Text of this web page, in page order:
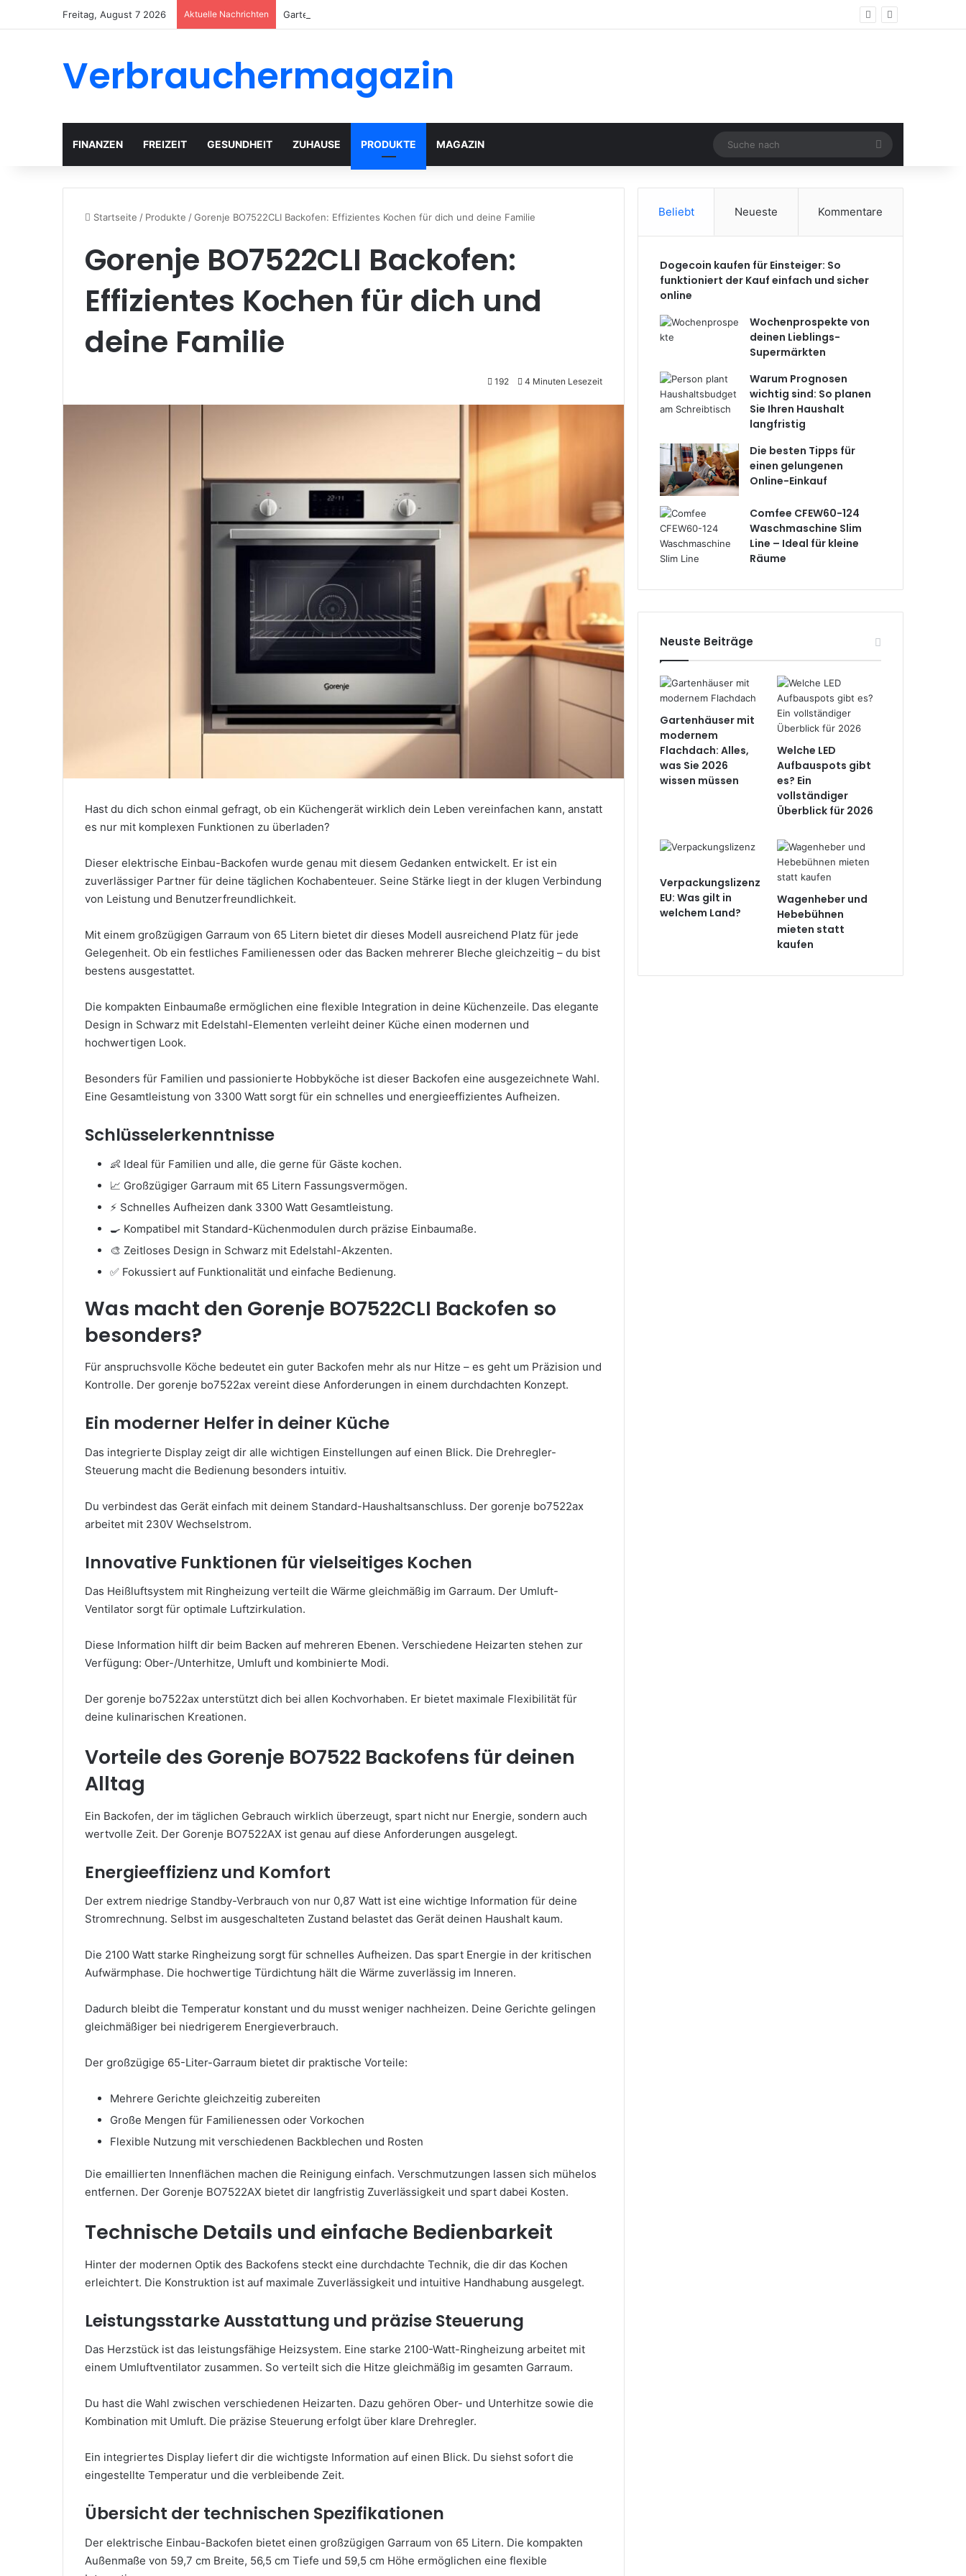
Freitag, August 7 2026 Aktuelle Nachrichten Gartenhäuser mit modernem Flachdach: Alles, was Sie 2026 wissen müssen
Verbrauchermagazin
FINANZEN FREIZEIT GESUNDHEIT ZUHAUSE PRODUKTE MAGAZIN
Suche
nach
Startseite / Produkte /Gorenje BO7522CLI Backofen: Effizientes Kochen für dich und deine Familie
Gorenje BO7522CLI Backofen:
Effizientes Kochen für dich und
deine Familie
192 4 Minuten Lesezeit
Hast du dich schon einmal gefragt, ob ein Küchengerät wirklich dein Leben vereinfachen kann, anstatt
es nur mit komplexen Funktionen zu überladen?
Dieser elektrische Einbau-Backofen wurde genau mit diesem Gedanken entwickelt. Er ist ein
zuverlässiger Partner für deine täglichen Kochabenteuer. Seine Stärke liegt in der klugen Verbindung
von Leistung und Benutzerfreundlichkeit.
Mit einem großzügigen Garraum von 65 Litern bietet dir dieses Modell ausreichend Platz für jede
Gelegenheit. Ob ein festliches Familienessen oder das Backen mehrerer Bleche gleichzeitig – du bist
bestens ausgestattet.
Die kompakten Einbaumaße ermöglichen eine flexible Integration in deine Küchenzeile. Das elegante
Design in Schwarz mit Edelstahl-Elementen verleiht deiner Küche einen modernen und
hochwertigen Look.
Besonders für Familien und passionierte Hobbyköche ist dieser Backofen eine ausgezeichnete Wahl.
Eine Gesamtleistung von 3300 Watt sorgt für ein schnelles und energieeffizientes Aufheizen.
Schlüsselerkenntnisse
👶 Ideal für Familien und alle, die gerne für Gäste kochen.
📈 Großzügiger Garraum mit 65 Litern Fassungsvermögen.
⚡ Schnelles Aufheizen dank 3300 Watt Gesamtleistung.
🍳 Kompatibel mit Standard-Küchenmodulen durch präzise Einbaumaße.
🎨 Zeitloses Design in Schwarz mit Edelstahl-Akzenten.
✅ Fokussiert auf Funktionalität und einfache Bedienung.
Was macht den Gorenje BO7522CLI Backofen so
besonders?
Für anspruchsvolle Köche bedeutet ein guter Backofen mehr als nur Hitze – es geht um Präzision und
Kontrolle. Der gorenje bo7522ax vereint diese Anforderungen in einem durchdachten Konzept.
Ein moderner Helfer in deiner Küche
Das integrierte Display zeigt dir alle wichtigen Einstellungen auf einen Blick. Die Drehregler-
Steuerung macht die Bedienung besonders intuitiv.
Du verbindest das Gerät einfach mit deinem Standard-Haushaltsanschluss. Der gorenje bo7522ax
arbeitet mit 230V Wechselstrom.
Innovative Funktionen für vielseitiges Kochen
Das Heißluftsystem mit Ringheizung verteilt die Wärme gleichmäßig im Garraum. Der Umluft-
Ventilator sorgt für optimale Luftzirkulation.
Diese Information hilft dir beim Backen auf mehreren Ebenen. Verschiedene Heizarten stehen zur
Verfügung: Ober-/Unterhitze, Umluft und kombinierte Modi.
Der gorenje bo7522ax unterstützt dich bei allen Kochvorhaben. Er bietet maximale Flexibilität für
deine kulinarischen Kreationen.
Vorteile des Gorenje BO7522 Backofens für deinen
Alltag
Ein Backofen, der im täglichen Gebrauch wirklich überzeugt, spart nicht nur Energie, sondern auch
wertvolle Zeit. Der Gorenje BO7522AX ist genau auf diese Anforderungen ausgelegt.
Energieeffizienz und Komfort
Der extrem niedrige Standby-Verbrauch von nur 0,87 Watt ist eine wichtige Information für deine
Stromrechnung. Selbst im ausgeschalteten Zustand belastet das Gerät deinen Haushalt kaum.
Die 2100 Watt starke Ringheizung sorgt für schnelles Aufheizen. Das spart Energie in der kritischen
Aufwärmphase. Die hochwertige Türdichtung hält die Wärme zuverlässig im Inneren.
Dadurch bleibt die Temperatur konstant und du musst weniger nachheizen. Deine Gerichte gelingen
gleichmäßiger bei niedrigerem Energieverbrauch.
Der großzügige 65-Liter-Garraum bietet dir praktische Vorteile:
Mehrere Gerichte gleichzeitig zubereiten
Große Mengen für Familienessen oder Vorkochen
Flexible Nutzung mit verschiedenen Backblechen und Rosten
Die emaillierten Innenflächen machen die Reinigung einfach. Verschmutzungen lassen sich mühelos
entfernen. Der Gorenje BO7522AX bietet dir langfristig Zuverlässigkeit und spart dabei Kosten.
Technische Details und einfache Bedienbarkeit
Hinter der modernen Optik des Backofens steckt eine durchdachte Technik, die dir das Kochen
erleichtert. Die Konstruktion ist auf maximale Zuverlässigkeit und intuitive Handhabung ausgelegt.
Leistungsstarke Ausstattung und präzise Steuerung
Das Herzstück ist das leistungsfähige Heizsystem. Eine starke 2100-Watt-Ringheizung arbeitet mit
einem Umluftventilator zusammen. So verteilt sich die Hitze gleichmäßig im gesamten Garraum.
Du hast die Wahl zwischen verschiedenen Heizarten. Dazu gehören Ober- und Unterhitze sowie die
Kombination mit Umluft. Die präzise Steuerung erfolgt über klare Drehregler.
Ein integriertes Display liefert dir die wichtigste Information auf einen Blick. Du siehst sofort die
eingestellte Temperatur und die verbleibende Zeit.
Übersicht der technischen Spezifikationen
Der elektrische Einbau-Backofen bietet einen großzügigen Garraum von 65 Litern. Die kompakten
Außenmaße von 59,7 cm Breite, 56,5 cm Tiefe und 59,5 cm Höhe ermöglichen eine flexible
Beliebt Neueste Kommentare
Dogecoin kaufen für Einsteiger: So
funktioniert der Kauf einfach und sicher
online
Wochenprospekte von
deinen Lieblings-
Supermärkten
Warum Prognosen
wichtig sind: So planen
Sie Ihren Haushalt
langfristig
Die besten Tipps für
einen gelungenen
Online-Einkauf
Comfee CFEW60-124
Waschmaschine Slim
Line – Ideal für kleine
Räume
Neuste Beiträge
Gartenhäuser mit
modernem
Flachdach: Alles,
was Sie 2026
wissen müssen
Welche LED
Aufbauspots gibt
es? Ein
vollständiger
Überblick für 2026
Verpackungslizenz
EU: Was gilt in
welchem Land?
Wagenheber und
Hebebühnen
mieten statt
kaufen